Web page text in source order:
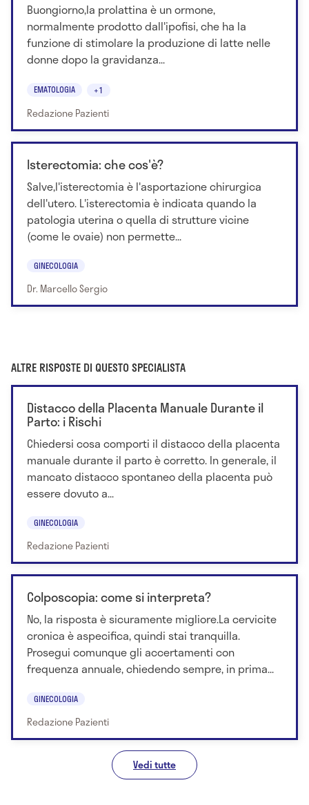
Buongiorno,la prolattina è un ormone,
normalmente prodotto dall'ipofisi, che ha la
funzione di stimolare la produzione di latte nelle
donne dopo la gravidanza...
EMATOLOGIA +1
Redazione Pazienti
Isterectomia: che cos'è?
Salve,l'isterectomia è l'asportazione chirurgica
dell'utero. L'isterectomia è indicata quando la
patologia uterina o quella di strutture vicine
(come le ovaie) non permette...
GINECOLOGIA
Dr. Marcello Sergio
ALTRE RISPOSTE DI QUESTO SPECIALISTA
Distacco della Placenta Manuale Durante il
Parto: i Rischi
Chiedersi cosa comporti il distacco della placenta
manuale durante il parto è corretto. In generale, il
mancato distacco spontaneo della placenta può
essere dovuto a...
GINECOLOGIA
Redazione Pazienti
Colposcopia: come si interpreta?
No, la risposta è sicuramente migliore.La cervicite
cronica è aspecifica, quindi stai tranquilla.
Prosegui comunque gli accertamenti con
frequenza annuale, chiedendo sempre, in prima...
GINECOLOGIA
Redazione Pazienti
Vedi tutte